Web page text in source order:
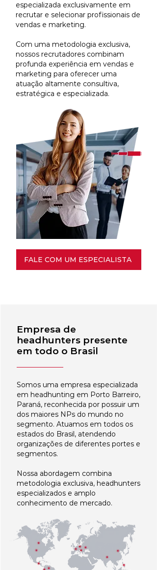
especializada exclusivamente em
recrutar e selecionar profissionais de
vendas e marketing.
Com uma metodologia exclusiva,
nossos recrutadores combinam
profunda experiência em vendas e
marketing para oferecer uma
atuação altamente consultiva,
estratégica e especializada.
FALE COM UM ESPECIALISTA
Empresa de
headhunters presente
em todo o Brasil
Somos uma empresa especializada
em headhunting em Porto Barreiro,
Paraná, reconhecida por possuir um
dos maiores NPs do mundo no
segmento. Atuamos em todos os
estados do Brasil, atendendo
organizações de diferentes portes e
segmentos.
Nossa abordagem combina
metodologia exclusiva, headhunters
especializados e amplo
conhecimento de mercado.